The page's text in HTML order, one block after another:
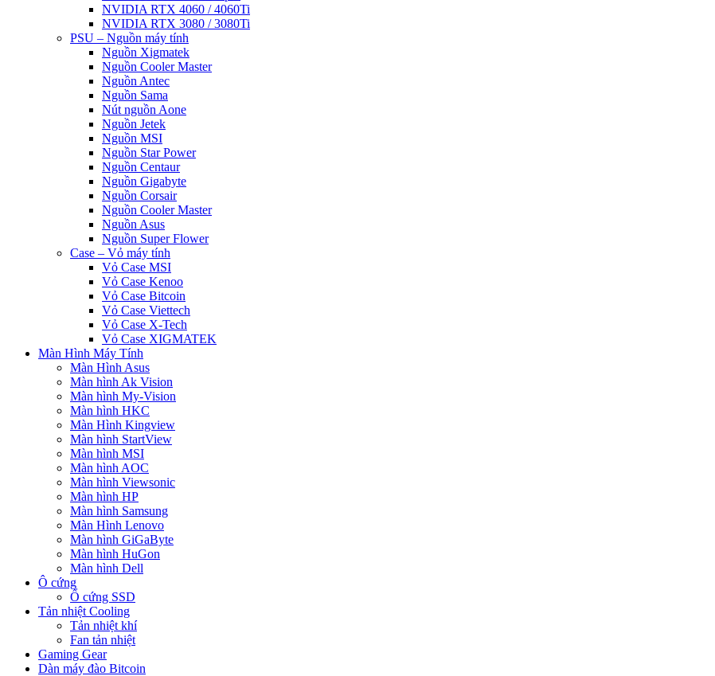
NVIDIA RTX 4060 / 4060Ti
NVIDIA RTX 3080 / 3080Ti
PSU – Nguồn máy tính
Nguồn Xigmatek
Nguồn Cooler Master
Nguồn Antec
Nguồn Sama
Nút nguồn Aone
Nguồn Jetek
Nguồn MSI
Nguồn Star Power
Nguồn Centaur
Nguồn Gigabyte
Nguồn Corsair
Nguồn Cooler Master
Nguồn Asus
Nguồn Super Flower
Case – Vỏ máy tính
Vỏ Case MSI
Vỏ Case Kenoo
Vỏ Case Bitcoin
Vỏ Case Viettech
Vỏ Case X-Tech
Vỏ Case XIGMATEK
Màn Hình Máy Tính
Màn Hình Asus
Màn hình Ak Vision
Màn hình My-Vision
Màn hình HKC
Màn Hình Kingview
Màn hình StartView
Màn hình MSI
Màn hình AOC
Màn hình Viewsonic
Màn hình HP
Màn hình Samsung
Màn Hình Lenovo
Màn hình GiGaByte
Màn hình HuGon
Màn hình Dell
Ô cứng
Ổ cứng SSD
Tản nhiệt Cooling
Tản nhiệt khí
Fan tản nhiệt
Gaming Gear
Dàn máy đào Bitcoin